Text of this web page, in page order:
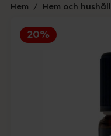
Hem Hem och hushåll
20%